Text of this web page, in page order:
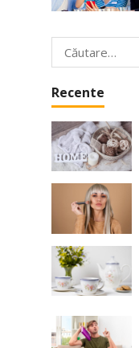
Caută
după:
Recente